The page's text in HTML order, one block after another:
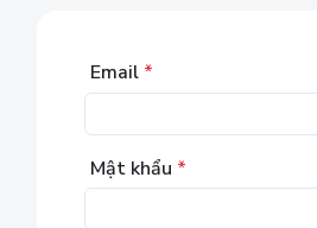
Email *
Mật khẩu *